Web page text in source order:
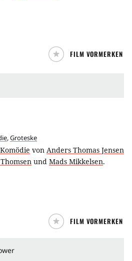
FILM VORMERKEN
,Groteske
von Anders Thomas Jensen
und Mads Mikkelsen.
FILM VORMERKEN